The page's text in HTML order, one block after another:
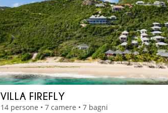
VILLA FIREFLY
14 persone • 7 camere • 7 bagni